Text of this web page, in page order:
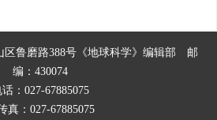
鲁磨路388号《地球科学》编辑部 邮
编：430074
话：027-67885075
真：027-67885075